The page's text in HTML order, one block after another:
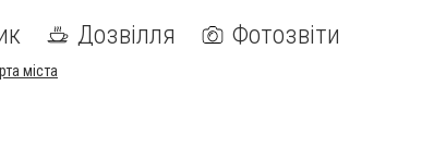
Дозвілля Фотозвіти
міста